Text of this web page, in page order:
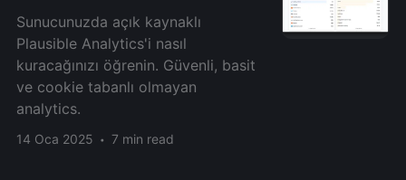
Sunucunuzda açık kaynaklı
Plausible Analytics'i nasıl
kuracağınızı öğrenin. Güvenli, basit
ve cookie tabanlı olmayan
analytics.
14 Oca 2025 7 min read